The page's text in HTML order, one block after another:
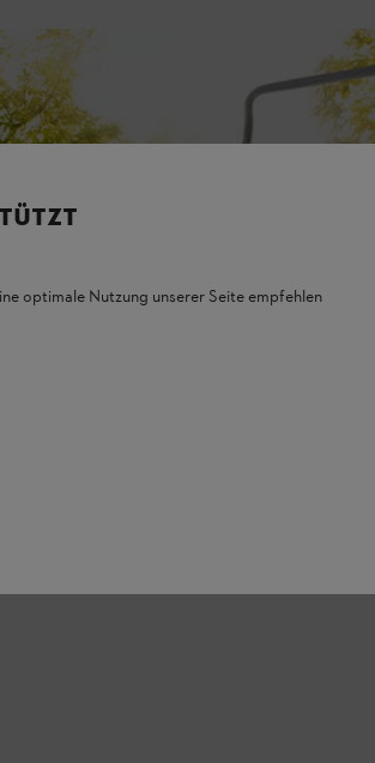
optimale Nutzung unserer Seite empfehlen